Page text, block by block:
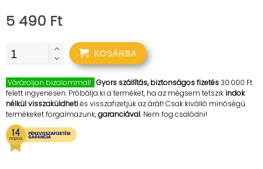
5 490 Ft
KOSÁRBA
Várároljon bizalommal! Gyors szállítás, biztonságos fizetés30.000 Ft
felett ingyenesen. Próbálja ki a terméket, ha az mégsem tetszikindok
nélkül visszaküldhetiés visszafizetjük az árát! Csak kiválló minőségű
termékeket forgalmazunk,garanciával. Nem fog csalódni!